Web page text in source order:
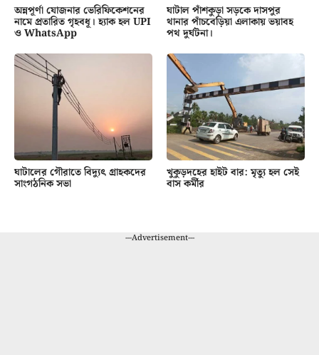
অন্নপূর্ণা যোজনার ভেরিফিকেশনের
নামে প্রতারিত গৃহবধূ। হ্যাক হল UPI
ও WhatsApp
ঘাটাল পাঁশকুড়া সড়কে দাসপুর
থানার পাঁচবেড়িয়া এলাকায় ভয়াবহ
পথ দুর্ঘটনা।
ঘাটালের গৌরাতে বিদ্যুৎ গ্রাহকদের
সাংগঠনিক সভা
খুকুড়দহের হাইট বার: মৃত্যু হল সেই
বাস কর্মীর
---Advertisement---